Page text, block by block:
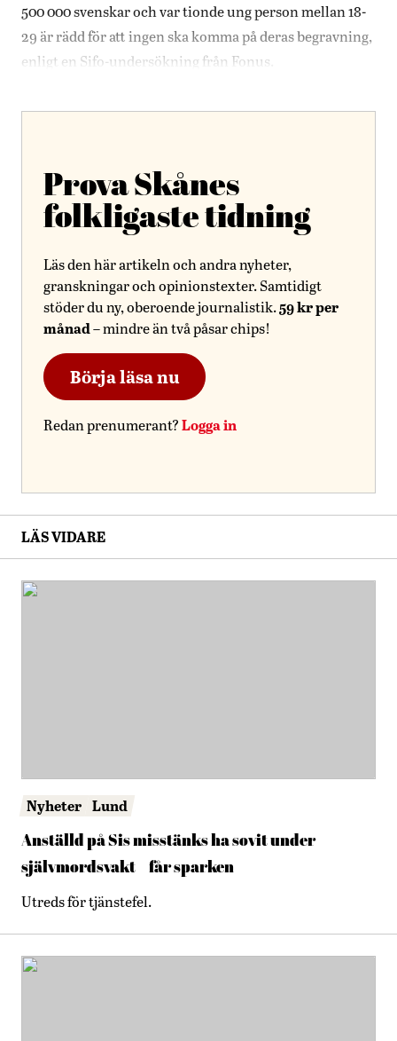
500 000 svenskar och var tionde ung person mellan 18-
29 är rädd för att ingen ska komma på deras begravning,
enligt en Sifo-undersökning från Fonus.
Prova Skånes
folkligaste tidning
Läs den här artikeln och andra nyheter,
granskningar och opinionstexter. Samtidigt
stöder du ny, oberoende journalistik.59 kr per
månad– mindre än två påsar chips!
Börja läsa nu
Redan prenumerant?Logga in
LÄS VIDARE
Nyheter Lund
Anställd på Sis misstänks ha sovit under
självmordsvakt – får sparken
Utreds för tjänstefel.